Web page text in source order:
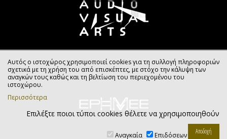
Αυτός ο ιστοχώρος χρησιμοποιεί cookies για τη συλλογή πληροφοριών
σχετικά με τη χρήση του από επισκέπτες, με στόχο την κάλυψη των
αναγκών τους καθώς και τη βελτίωση του περιεχομένου του
ιστοχώρου.
Περισσότερα
Επιλέξτε ποιοι τύποι cookies θέλετε να χρησιμοποιηθούν
Αναγκαία Επιδόσεων